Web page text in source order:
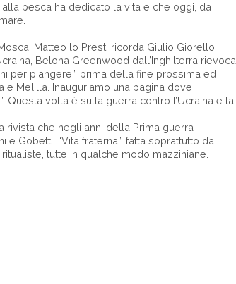
pesca ha dedicato la vita e che oggi, da
Matteo lo Presti ricorda Giulio Giorello,
Belona Greenwood dall’Inghilterra rievoca
per piangere”, prima della fine prossima ed
e Melilla. Inauguriamo una pagina dove
Questa volta è sulla guerra contro l’Ucraina e la
rivista che negli anni della Prima guerra
e Gobetti: “Vita fraterna”, fatta soprattutto da
tutte in qualche modo mazziniane.